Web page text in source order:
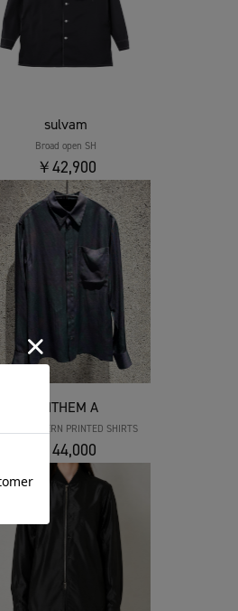
sulvam
Broad open SH
￥42,900
ANTHEM A
LAYER PATTERN PRINTED SHIRTS
￥44,000